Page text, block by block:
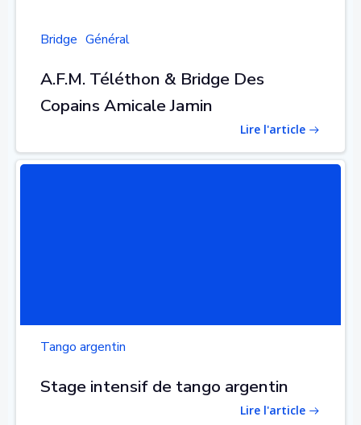
Bridge Général
A.F.M. Téléthon & Bridge Des
Copains Amicale Jamin
Lire l'article
Tango argentin
Stage intensif de tango argentin
Lire l'article